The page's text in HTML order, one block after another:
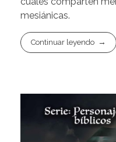
mesiánicas.
Continuar leyendo